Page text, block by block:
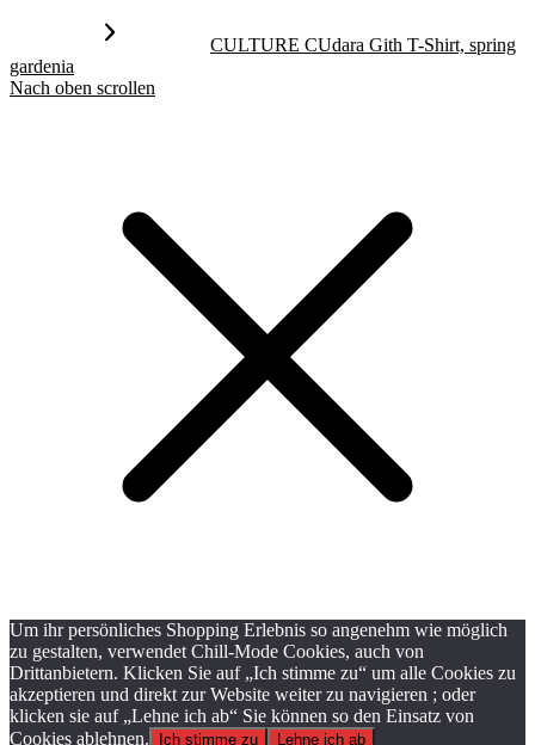
CULTURE CUdara Gith T-Shirt, spring
gardenia
Nach oben scrollen
Um ihr persönliches Shopping Erlebnis so angenehm wie möglich
zu gestalten, verwendet Chill-Mode Cookies, auch von
Drittanbietern. Klicken Sie auf „Ich stimme zu“ um alle Cookies zu
akzeptieren und direkt zur Website weiter zu navigieren ; oder
klicken sie auf „Lehne ich ab“ Sie können so den Einsatz von
Cookies ablehnen.
Ich stimme zu Lehne ich ab